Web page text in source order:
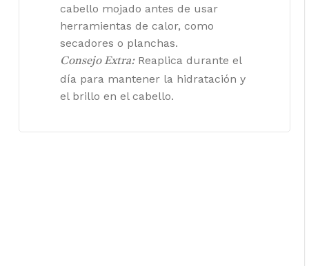
cabello mojado antes de usar
herramientas de calor, como
secadores o planchas.
Consejo Extra:Reaplica durante el
día para mantener la hidratación y
el brillo en el cabello.